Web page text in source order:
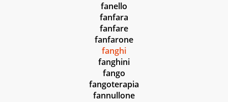
fanello
fanfara
fanfare
fanfarone
fanghi
fanghini
fango
fangoterapia
fannullone